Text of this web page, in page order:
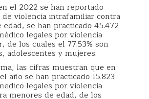
el 2022 se han reportado
de violencia intrafamiliar contra
se han practicado 45.472
legales por violencia
de los cuales el 77.53% son
adolescentes y mujeres.
las cifras muestran que en
año se han practicado 15.823
legales por violencia
menores de edad, de los